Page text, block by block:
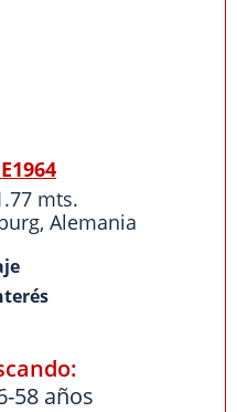
mts.
, Alemania
58 años